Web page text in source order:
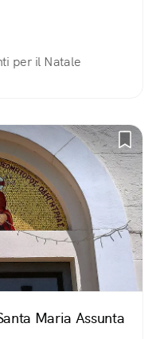
per il Natale
Maria Assunta